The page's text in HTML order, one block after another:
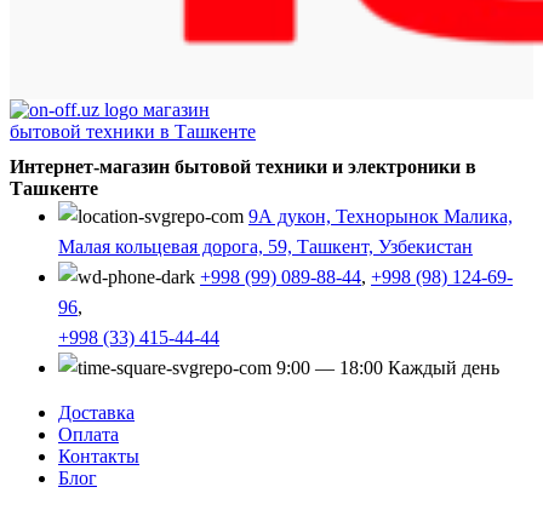
Интернет-магазин бытовой техники и электроники в
Ташкенте
9А дукон, Технорынок Малика,
Малая кольцевая дорога, 59, Ташкент, Узбекистан
+998 (99) 089-88-44, +998 (98) 124-69-
96,
+998 (33) 415-44-44
9:00 — 18:00 Каждый день
Доставка
Оплата
Контакты
Блог